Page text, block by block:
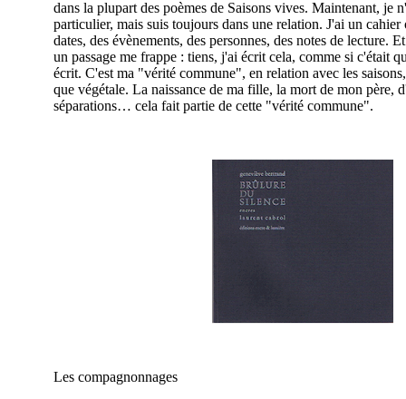
dans la plupart des poèmes de Saisons vives. Maintenant, je
particulier, mais suis toujours dans une relation. J'ai un cahier
dates, des évènements, des personnes, des notes de lecture.
un passage me frappe : tiens, j'ai écrit cela, comme si c'était
écrit. C'est ma "vérité commune", en relation avec les
que végétale. La naissance de ma fille, la mort de mon père,
séparations… cela fait partie de cette "vérité commune".
Les compagnonnages